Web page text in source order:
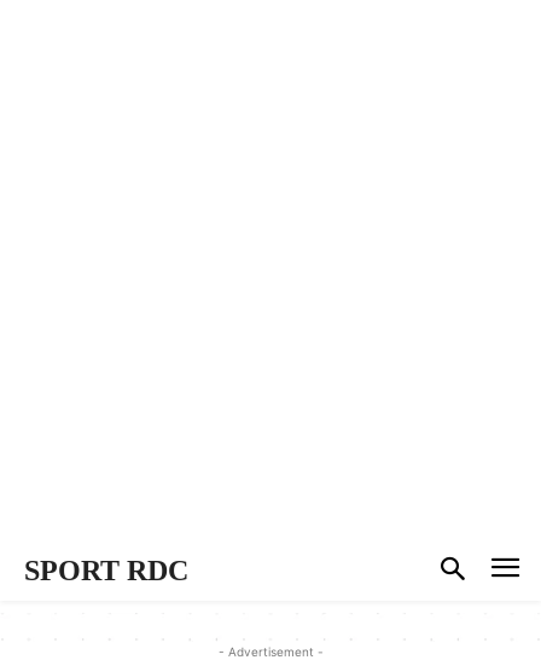
SPORT RDC
- Advertisement -